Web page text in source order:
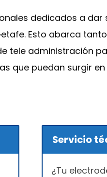
dedicados a dar
Esto abarca
tele administración
que puedan surgir
Servicio
¿Tu